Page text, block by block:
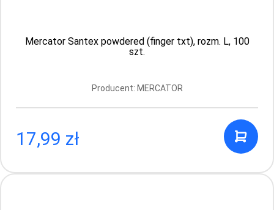
Mercator Santex powdered (finger txt), rozm. L, 100
szt.
Producent: MERCATOR
17,99 zł